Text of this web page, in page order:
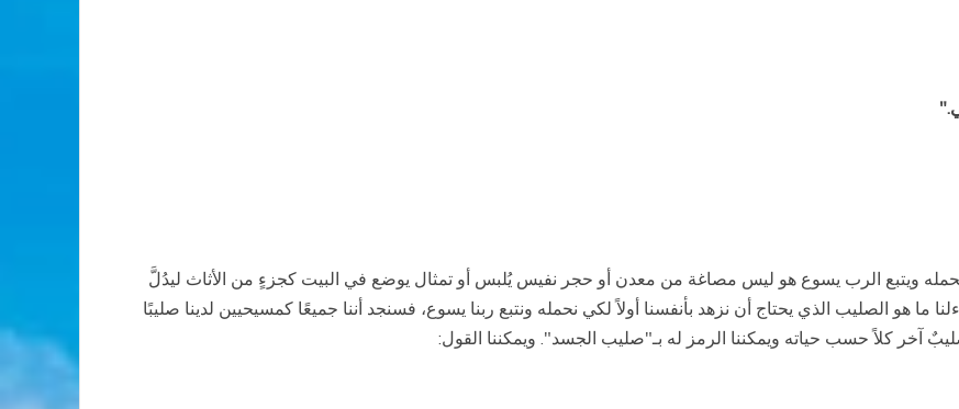
ويتبع الرب يسوع هو ليس مصاغة من معدن أو حجر نفيس يُلبس أو تمثال يوضع في البيت كجزءٍ من الأثاث ليدُلَّ
ما هو الصليب الذي يحتاج أن نزهد بأنفسنا أولاً لكي نحمله ونتبع ربنا يسوع، فسنجد أننا جميعًا كمسيحيين لدينا صليبًا
آخر كلاً حسب حياته ويمكننا الرمز له بـ"صليب الجسد". ويمكننا القول: